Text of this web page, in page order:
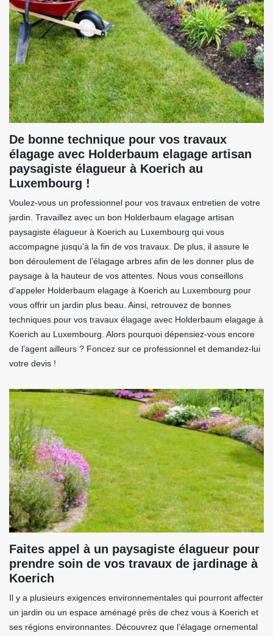
De bonne technique pour vos travaux
élagage avec Holderbaum elagage artisan
paysagiste élagueur à Koerich au
Luxembourg !
Voulez-vous un professionnel pour vos travaux entretien de votre
jardin. Travaillez avec un bon Holderbaum elagage artisan
paysagiste élagueur à Koerich au Luxembourg qui vous
accompagne jusqu’à la fin de vos travaux. De plus, il assure le
bon déroulement de l’élagage arbres afin de les donner plus de
paysage à la hauteur de vos attentes. Nous vous conseillons
d’appeler Holderbaum elagage à Koerich au Luxembourg pour
vous offrir un jardin plus beau. Ainsi, retrouvez de bonnes
techniques pour vos travaux élagage avec Holderbaum elagage à
Koerich au Luxembourg. Alors pourquoi dépensiez-vous encore
de l’agent ailleurs ? Foncez sur ce professionnel et demandez-lui
votre devis !
Faites appel à un paysagiste élagueur pour
prendre soin de vos travaux de jardinage à
Koerich
Il y a plusieurs exigences environnementales qui pourront affecter
un jardin ou un espace aménagé près de chez vous à Koerich et
ses régions environnantes. Découvrez que l’élagage ornemental